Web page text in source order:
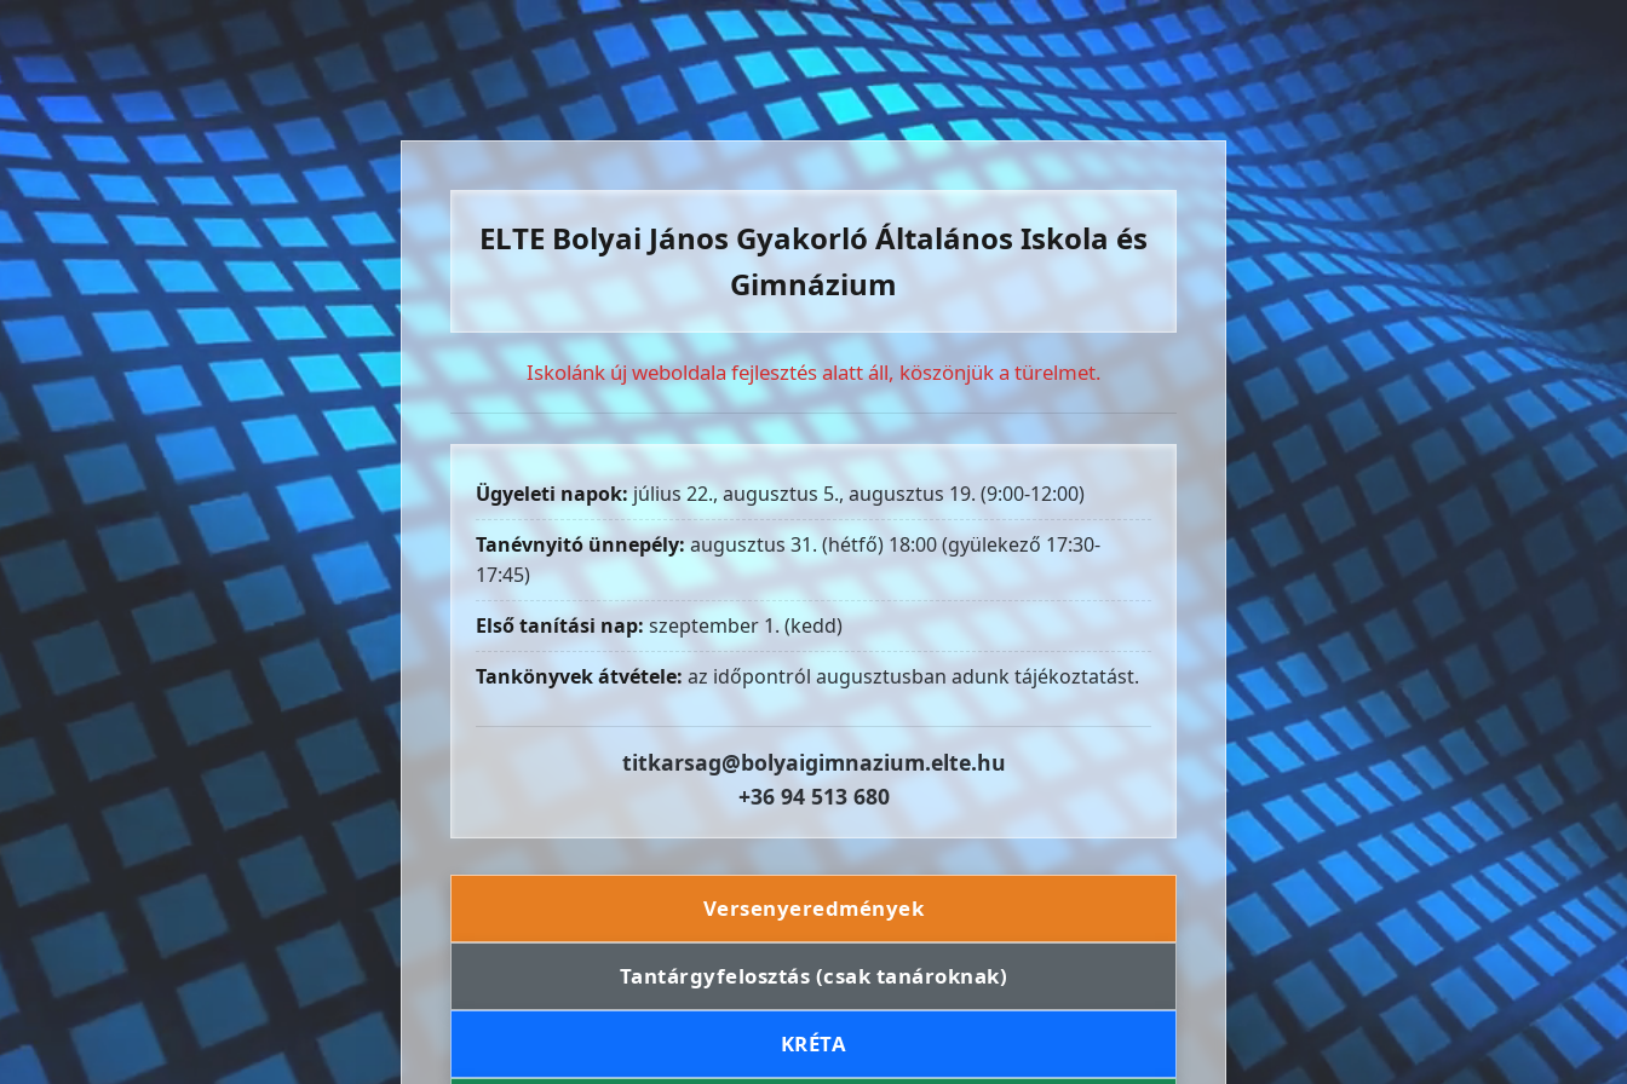
ELTE Bolyai János Gyakorló Általános Iskola és
Gimnázium
Iskolánk új weboldala fejlesztés alatt áll, köszönjük a türelmet.
Ügyeleti napok:július 22., augusztus 5., augusztus 19. (9:00-12:00)
Tanévnyitó ünnepély:augusztus 31. (hétfő) 18:00 (gyülekező 17:30-
17:45)
Első tanítási nap:szeptember 1. (kedd)
Tankönyvek átvétele: az időpontról augusztusban adunk tájékoztatást.
titkarsag@bolyaigimnazium.elte.hu
+36 94 513 680
Versenyeredmények
Tantárgyfelosztás (csak tanároknak)
KRÉTA